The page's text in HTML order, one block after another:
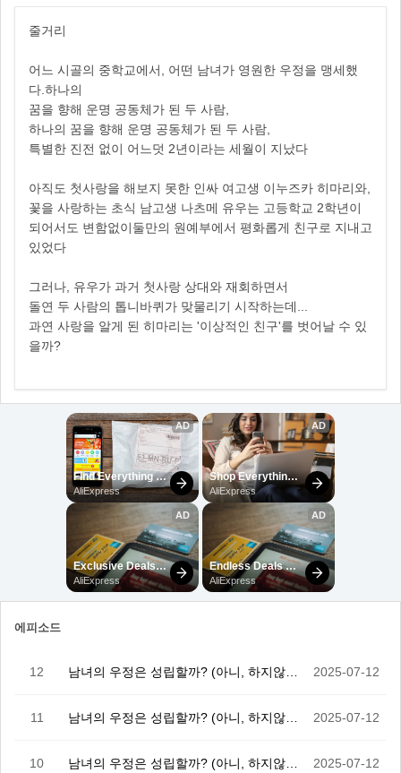
줄거리
어느 시골의 중학교에서, 어떤 남녀가 영원한 우정을 맹세했
다.하나의
꿈을 향해 운명 공동체가 된 두 사람,
하나의 꿈을 향해 운명 공동체가 된 두 사람,
특별한 진전 없이 어느덧 2년이라는 세월이 지났다
아직도 첫사랑을 해보지 못한 인싸 여고생 이누즈카 히마리와,
꽃을 사랑하는 초식 남고생 나츠메 유우는 고등학교 2학년이
되어서도 변함없이둘만의 원예부에서 평화롭게 친구로 지내고
있었다
그러나, 유우가 과거 첫사랑 상대와 재회하면서
돌연 두 사람의 톱니바퀴가 맞물리기 시작하는데...
과연 사랑을 알게 된 히마리는 '이상적인 친구'를 벗어날 수 있
을까?
에피소드
12 2025-07-12
11 2025-07-12
10 2025-07-12